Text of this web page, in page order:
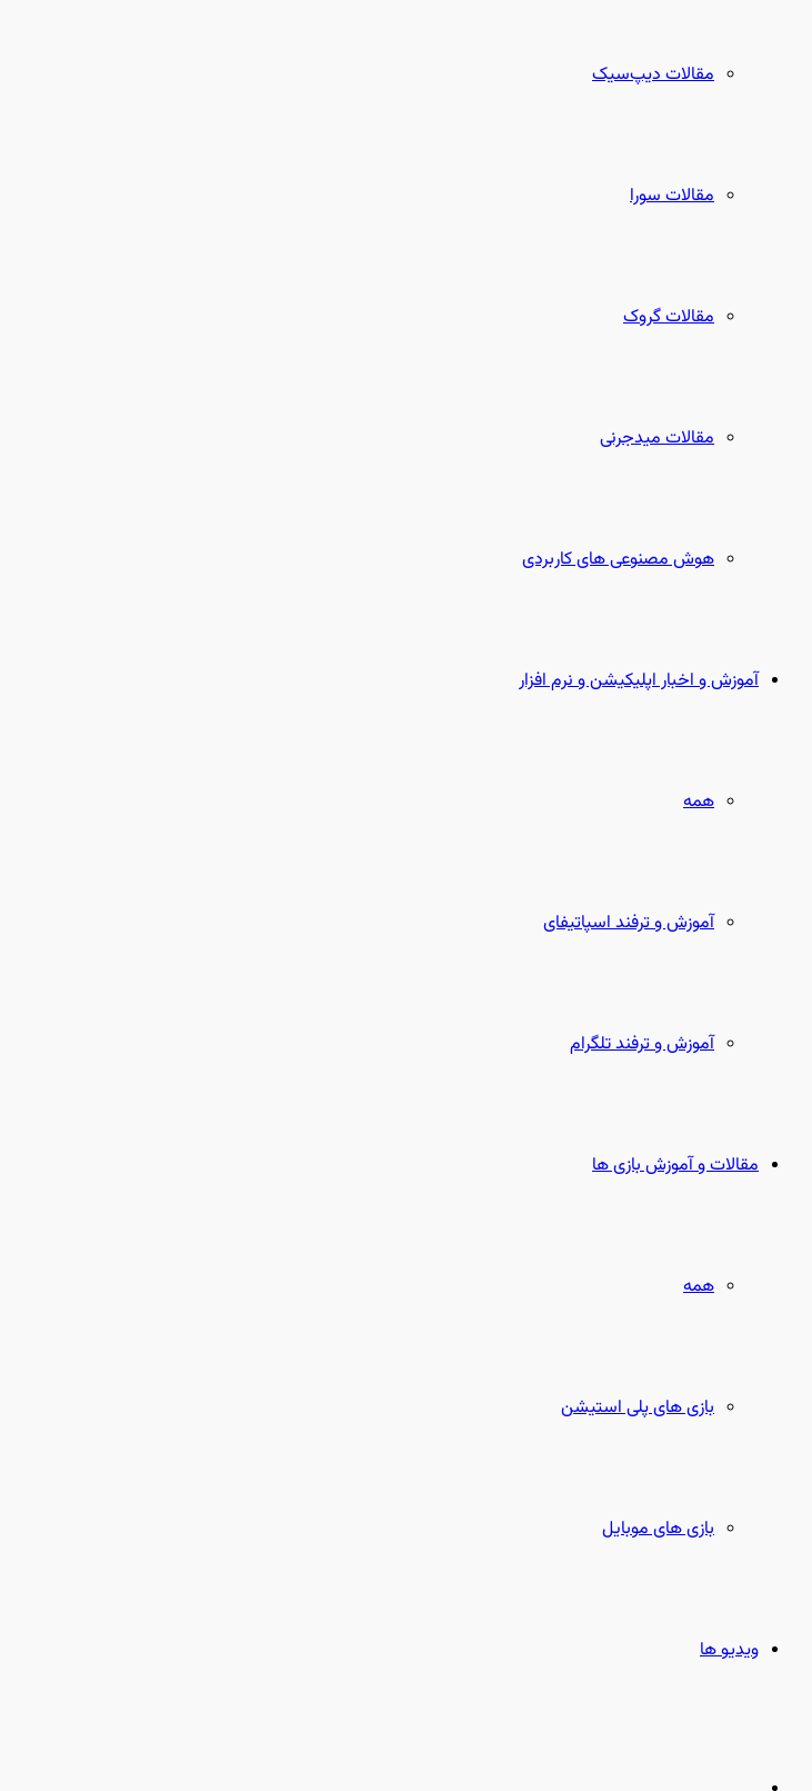
مقالات دیپ‌سیک
مقالات سورا
مقالات گروک
مقالات میدجرنی
هوش مصنوعی های کاربردی
آموزش و اخبار اپلیکیشن و نرم افزار
همه
آموزش و ترفند اسپاتیفای
آموزش و ترفند تلگرام
مقالات و آموزش بازی ها
همه
بازی های پلی استیشن
بازی های موبایل
ویدیو ها